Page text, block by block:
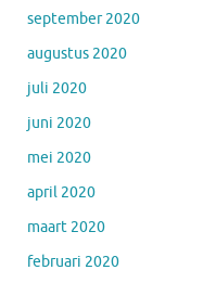
september 2020
augustus 2020
juli 2020
juni 2020
mei 2020
april 2020
maart 2020
februari 2020